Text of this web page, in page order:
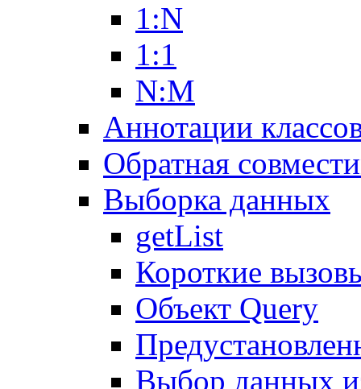
1:N
1:1
N:M
Аннотации
Обратная
Выборка данных
getList
Короткие
Объект Query
Выбор данных